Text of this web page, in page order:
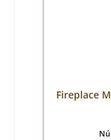
Fireplace